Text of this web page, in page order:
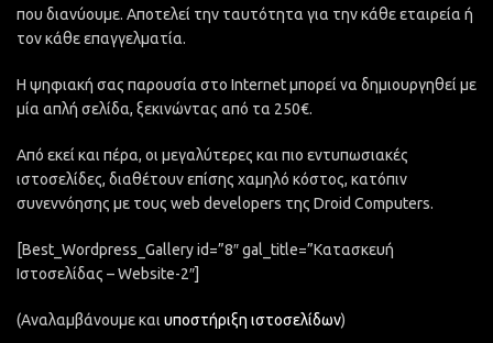
που διανύουμε. Αποτελεί την ταυτότητα για την κάθε εταιρεία ή
τον κάθε επαγγελματία.
Η ψηφιακή σας παρουσία στο Internet μπορεί να δημιουργηθεί με
μία απλή σελίδα, ξεκινώντας από τα 250€.
Από εκεί και πέρα, οι μεγαλύτερες και πιο εντυπωσιακές
ιστοσελίδες, διαθέτουν επίσης χαμηλό κόστος, κατόπιν
συνεννόησης με τους web developers της Droid Computers.
[Best_Wordpress_Gallery id=”8″ gal_title=”Κατασκευή
Ιστοσελίδας – Website-2″]
(Αναλαμβάνουμε και υποστήριξη ιστοσελίδων)